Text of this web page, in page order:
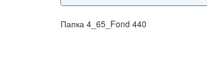
Папка 4_65_Fond 440